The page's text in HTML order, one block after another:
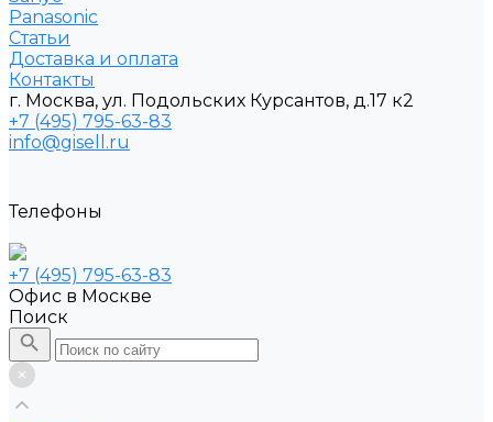
Рanasonic
Статьи
Доставка и оплата
Контакты
г. Москва, ул. Подольских Курсантов, д.17 к2
+7 (495) 795-63-83
info@gisell.ru
Телефоны
+7 (495) 795-63-83
Офис в Москве
Поиск